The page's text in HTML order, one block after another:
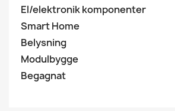
El/elektronik komponenter
Smart Home
Belysning
Modulbygge
Begagnat